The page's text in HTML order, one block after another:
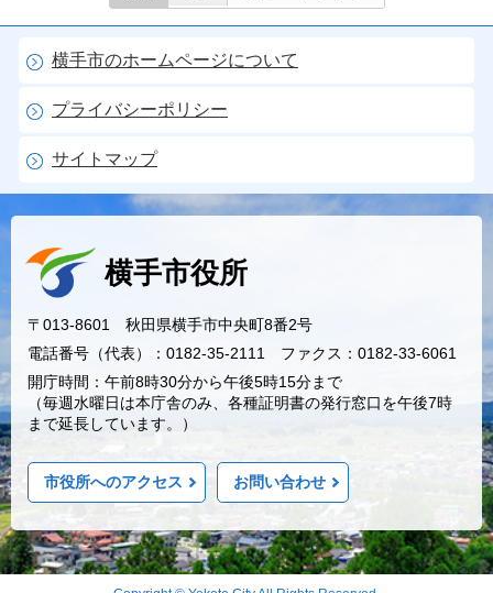
横手市のホームページについて
プライバシーポリシー
サイトマップ
横手市役所
〒013-8601 秋田県横手市中央町8番2号
電話番号（代表）：0182-35-2111 ファクス：0182-33-6061
開庁時間：午前8時30分から午後5時15分まで
（毎週水曜日は本庁舎のみ、各種証明書の発行窓口を午後7時
まで延長しています。）
市役所へのアクセス お問い合わせ